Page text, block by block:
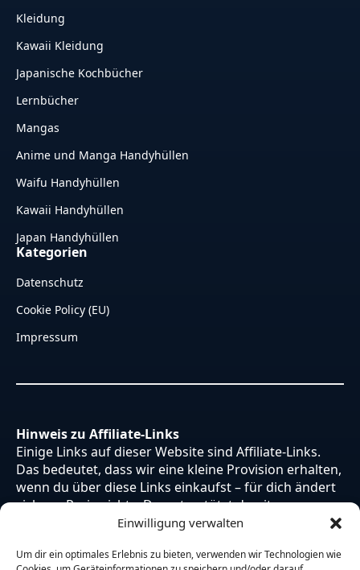
Einwilligung verwalten
Um dir ein optimales Erlebnis zu bieten, verwenden wir Technologien wie
Kleidung
Kawaii Kleidung
Japanische Kochbücher
Lernbücher
Mangas
Anime und Manga Handyhüllen
Waifu Handyhüllen
Kawaii Handyhüllen
Japan Handyhüllen
Kategorien
Datenschutz
Cookie Policy (EU)
Impressum
Hinweis zu Affiliate-Links
Einige Links auf dieser Website sind Affiliate-Links.
Das bedeutet, dass wir eine kleine Provision erhalten,
wenn du über diese Links einkaufst – für dich ändert
sich am Preis nichts. Du unterstützt damit unsere
Arbeit. Vielen Dank dafür!